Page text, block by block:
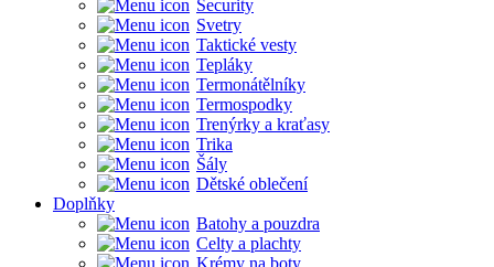
Security
Svetry
Taktické vesty
Tepláky
Termonátělníky
Termospodky
Trenýrky a kraťasy
Trika
Šály
Dětské oblečení
Doplňky
Batohy a pouzdra
Celty a plachty
Krémy na boty